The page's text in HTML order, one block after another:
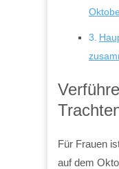
Für Frauen
auf dem